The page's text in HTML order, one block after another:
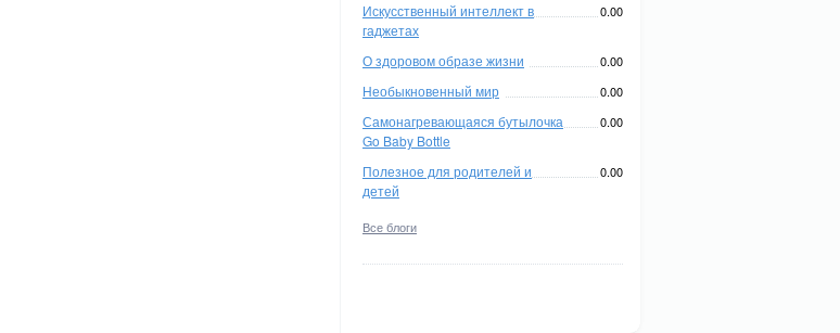
Искусственный интеллект в
гаджетах
0.00
О здоровом образе жизни 0.00
Необыкновенный мир 0.00
Самонагревающаяся бутылочка
Go Baby Bottle
0.00
Полезное для родителей и
детей
0.00
Все блоги